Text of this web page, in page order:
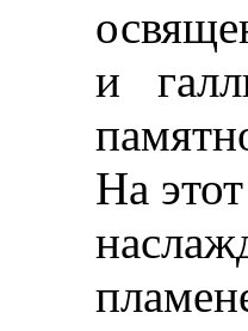
и
На